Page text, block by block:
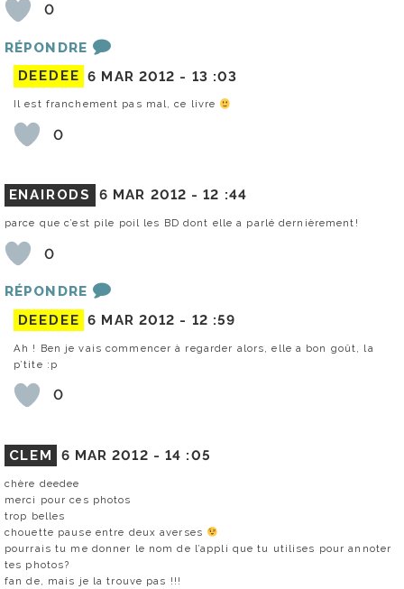
0
RÉPONDRE
DEEDEE 6 MAR 2012 - 13 :03
Il est franchement pas mal, ce livre
0
ENAIRODS 6 MAR 2012 -12 :44
parce que c’est pile poil les BD dont elle a parlé dernièrement!
0
RÉPONDRE
DEEDEE 6 MAR 2012 - 12 :59
Ah ! Ben je vais commencer à regarder alors, elle a bon goût, la
p’tite :p
0
CLEM 6 MAR 2012 -14 :05
chère deedee
merci pour ces photos
trop belles
chouette pause entre deux averses
pourrais tu me donner le nom de l’appli que tu utilises pour annoter
tes photos?
fan de, mais je la trouve pas !!!